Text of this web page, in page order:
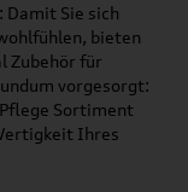
Damit Sie sich
bieten
Zubehör für
vorgesorgt:
Sortiment
Ihres